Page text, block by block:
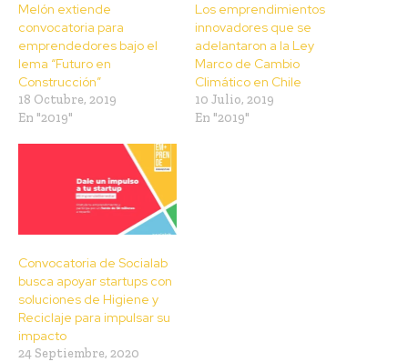
Melón extiende
convocatoria para
emprendedores bajo el
lema “Futuro en
Construcción”
18 Octubre, 2019
En "2019"
Los emprendimientos
innovadores que se
adelantaron a la Ley
Marco de Cambio
Climático en Chile
10 Julio, 2019
En "2019"
Convocatoria de Socialab
busca apoyar startups con
soluciones de Higiene y
Reciclaje para impulsar su
impacto
24 Septiembre, 2020